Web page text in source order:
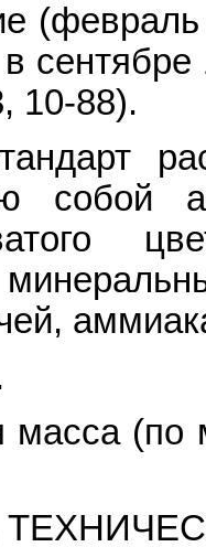
сентябре
10-88).
собой
масса